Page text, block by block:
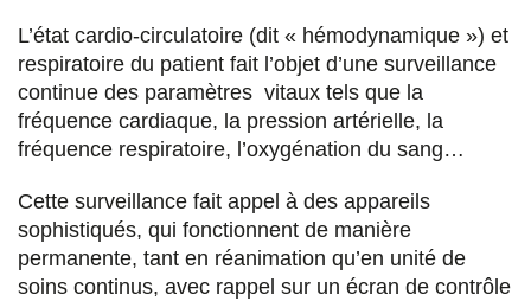
L’état cardio-circulatoire (dit « hémodynamique ») et
respiratoire du patient fait l’objet d’une surveillance
continue des paramètres vitaux tels que la
fréquence cardiaque, la pression artérielle, la
fréquence respiratoire, l’oxygénation du sang…
Cette surveillance fait appel à des appareils
sophistiqués, qui fonctionnent de manière
permanente, tant en réanimation qu’en unité de
soins continus, avec rappel sur un écran de contrôle